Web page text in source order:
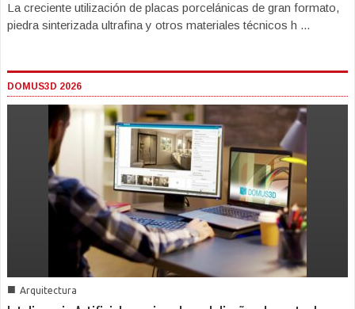
La creciente utilización de placas porcelánicas de gran formato,
piedra sinterizada ultrafina y otros materiales técnicos h ...
DOMUS3D 2026
■ Arquitectura